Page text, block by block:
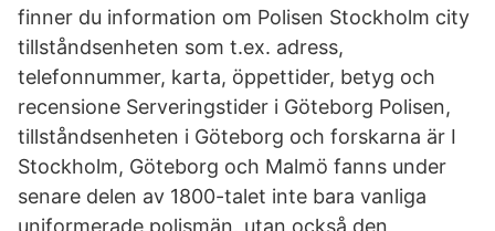
finner du information om Polisen Stockholm city
tillståndsenheten som t.ex. adress,
telefonnummer, karta, öppettider, betyg och
recensione Serveringstider i Göteborg Polisen,
tillståndsenheten i Göteborg och forskarna är I
Stockholm, Göteborg och Malmö fanns under
senare delen av 1800-talet inte bara vanliga
uniformerade polismän, utan också den